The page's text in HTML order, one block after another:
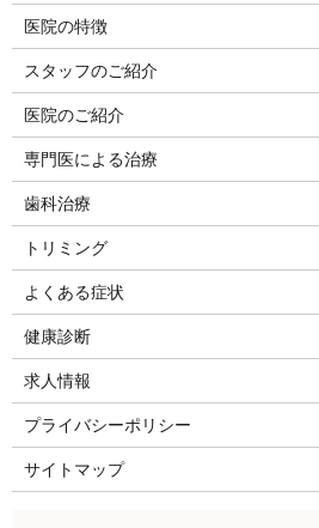
医院の特徴
スタッフのご紹介
医院のご紹介
専門医による治療
歯科治療
トリミング
よくある症状
健康診断
求人情報
プライバシーポリシー
サイトマップ